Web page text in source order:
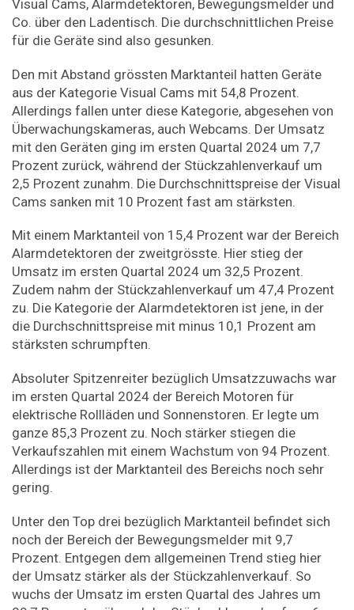
Visual Cams, Alarmdetektoren, Bewegungsmelder und
Co. über den Ladentisch. Die durchschnittlichen Preise
für die Geräte sind also gesunken.
Den mit Abstand grössten Marktanteil hatten Geräte
aus der Kategorie Visual Cams mit 54,8 Prozent.
Allerdings fallen unter diese Kategorie, abgesehen von
Über­wachungskameras, auch Webcams. Der Umsatz
mit den Geräten ging im ersten Quartal 2024 um 7,7
Prozent zurück, während der Stückzahlenverkauf um
2,5 Prozent zunahm. Die Durchschnittspreise der Visual
Cams sanken mit 10 Prozent fast am stärksten.
Mit einem Marktanteil von 15,4 Prozent war der Bereich
Alarmdetektoren der zweitgrösste. Hier stieg der
Umsatz im ersten Quartal 2024 um 32,5 Prozent.
Zudem nahm der Stückzahlenverkauf um 47,4 Prozent
zu. Die Kategorie der Alarmdetektoren ist jene, in der
die Durchschnittspreise mit minus 10,1 Prozent am
stärksten schrumpften.
Absoluter Spitzenreiter bezüglich Umsatzzuwachs war
im ersten Quartal 2024 der Bereich Motoren für
elektrische Rollläden und Sonnenstoren. Er legte um
ganze 85,3 Prozent zu. Noch stärker stiegen die
Verkaufszahlen mit einem Wachstum von 94 Prozent.
Allerdings ist der Marktanteil des Bereichs noch sehr
gering.
Unter den Top drei bezüglich Marktanteil befindet sich
noch der Bereich der Bewegungsmelder mit 9,7
Prozent. Entgegen dem allgemeinen Trend stieg hier
der Umsatz stärker als der Stückzahlenverkauf. So
wuchs der Umsatz im ersten Quartal des Jahres um